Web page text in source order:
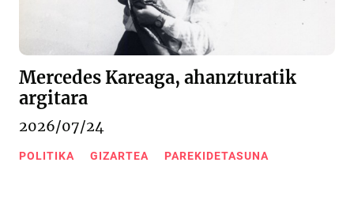
Mercedes Kareaga, ahanzturatik
argitara
2026/07/24
POLITIKA GIZARTEA PAREKIDETASUNA